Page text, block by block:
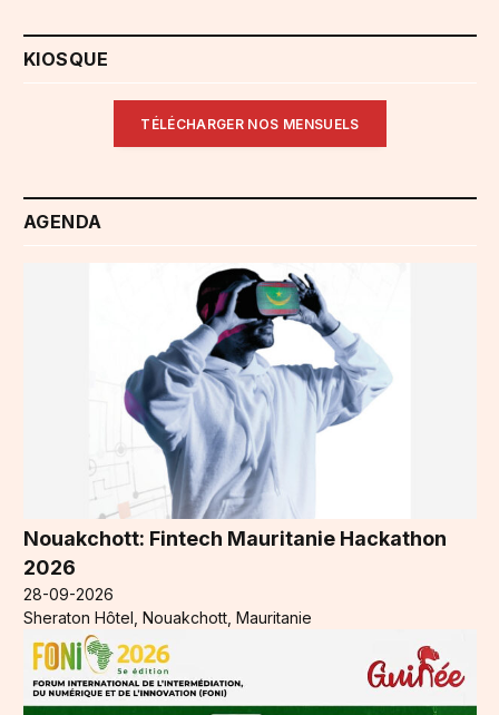
KIOSQUE
TÉLÉCHARGER NOS MENSUELS
AGENDA
Nouakchott: Fintech Mauritanie Hackathon
2026
28-09-2026
Sheraton Hôtel, Nouakchott, Mauritanie